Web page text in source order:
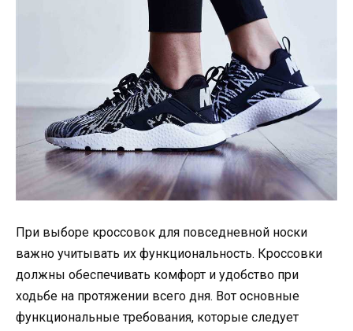
При выборе кроссовок для повседневной носки
важно учитывать их функциональность. Кроссовки
должны обеспечивать комфорт и удобство при
ходьбе на протяжении всего дня. Вот основные
функциональные требования, которые следует